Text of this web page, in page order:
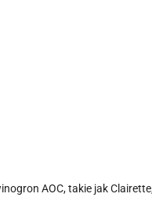
AOC, takie jak